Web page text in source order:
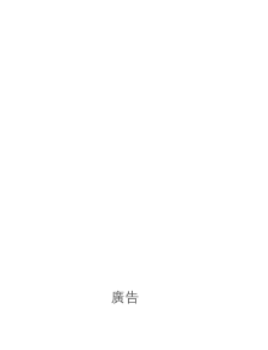
廣告